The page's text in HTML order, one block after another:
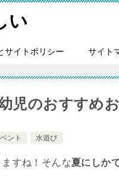
い
サイトポリシー サイト
児のおすすめ
ント 水遊び
すね！そんな夏にしか